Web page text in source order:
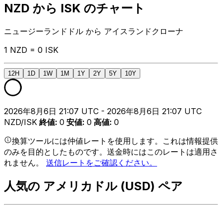
NZD から ISK のチャート
ニュージーランドドル から アイスランドクローナ
1 NZD = 0 ISK
12H 1D 1W 1M 1Y 2Y 5Y 10Y
2026年8月6日 21:07 UTC - 2026年8月6日 21:07 UTC
NZD/ISK 終値: 0 安値: 0 高値: 0
換算ツールには仲値レートを使用します。これは情報提供
のみを目的としたものです。送金時にはこのレートは適用さ
れません。 送信レートをご確認ください。
人気の アメリカドル (USD) ペア